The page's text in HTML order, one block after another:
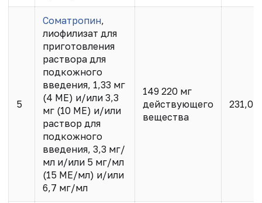
5
Соматропин,
лиофилизат для
приготовления
раствора для
подкожного
введения, 1,33 мг
(4 МЕ) и/или 3,3
мг (10 МЕ) и/или
раствор для
подкожного
введения, 3,3 мг/
мл и/или 5 мг/мл
(15 МЕ/мл) и/или
6,7 мг/мл
149 220 мг
действующего
вещества
231,07